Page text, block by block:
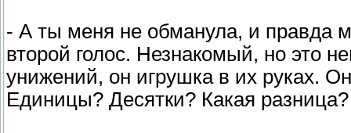
- А ты меня не обманула, и правда
второй голос. Незнакомый, но это
унижений, он игрушка в их руках.
Единицы? Десятки? Какая разница?